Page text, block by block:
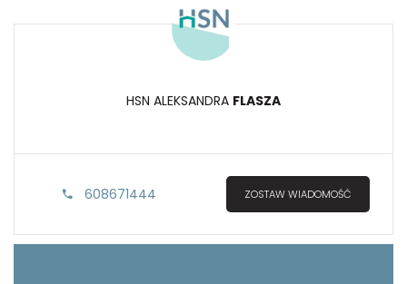
HSN ALEKSANDRA FLASZA
608671444 ZOSTAW WIADOMOŚĆ